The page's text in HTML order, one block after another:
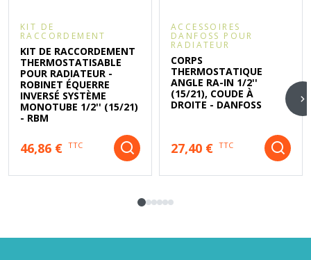
KIT DE
RACCORDEMENT
KIT DE RACCORDEMENT
THERMOSTATISABLE
POUR RADIATEUR -
ROBINET ÉQUERRE
INVERSÉ SYSTÈME
MONOTUBE 1/2'' (15/21)
- RBM
46,86 € TTC
ACCESSOIRES
DANFOSS POUR
RADIATEUR
CORPS
THERMOSTATIQUE
ANGLE RA-IN 1/2''
(15/21), COUDE À
DROITE - DANFOSS
27,40 € TTC